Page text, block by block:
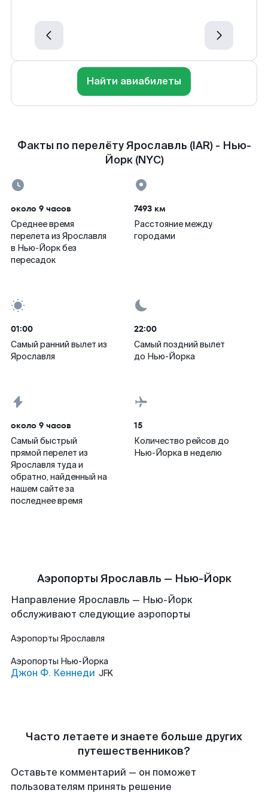
Найти авиабилеты
Факты по перелёту Ярославль (IAR) - Нью-
Йорк (NYC)
около 9 часов
Среднее время
перелета из Ярославля
в Нью-Йорк без
пересадок
7493 км
Расстояние между
городами
01:00
Самый ранний вылет из
Ярославля
22:00
Самый поздний вылет
до Нью-Йорка
около 9 часов
Самый быстрый
прямой перелет из
Ярославля туда и
обратно, найденный на
нашем сайте за
последнее время
15
Количество рейсов до
Нью-Йорка в неделю
Аэропорты Ярославль — Нью-Йорк
Направление Ярославль — Нью-Йорк
обслуживают следующие аэропорты
Аэропорты Ярославля
Аэропорты Нью-Йорка
Джон Ф. Кеннеди JFK
Часто летаете и знаете больше других
путешественников?
Оставьте комментарий — он поможет
пользователям принять решение